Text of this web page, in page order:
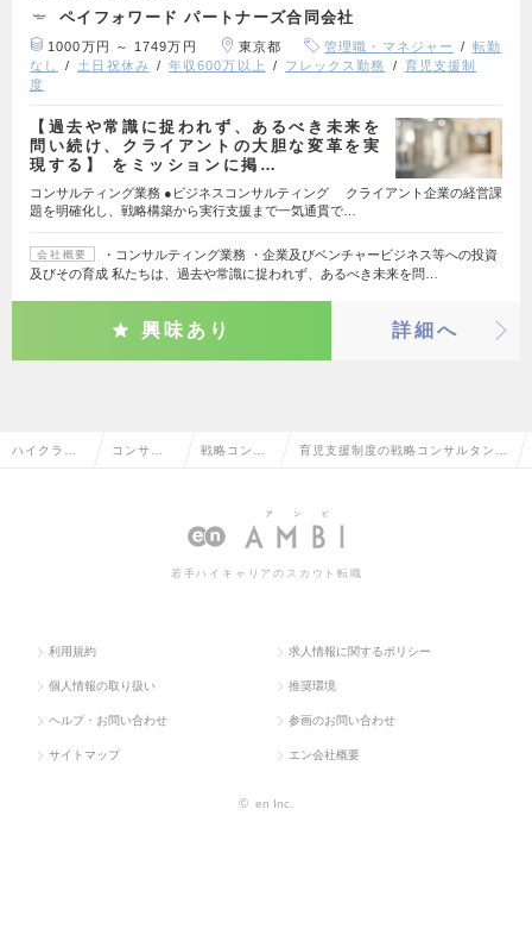
ペイフォワード パートナーズ合同会社
1000万円 ～ 1749万円 東京都 管理職・マネジャー
転勤
なし
土日祝休み 年収600万以上 フレックス勤務
育児支援制
度
【過去や常識に捉われず、あるべき未来を
問い続け、クライアントの大胆な変革を実
現する】 をミッションに掲…
コンサルティング業務 ●ビジネスコンサルティング クライアント企業の経営課
題を明確化し、戦略構築から実行支援まで一気通貫で…
会社概要
・コンサルティング業務 ・企業及びベンチャービジネス等への投資
及びその育成 私たちは、過去や常識に捉われず、あるべき未来を問…
興味あり 詳細へ
ハイクラス コンサル 戦略コンサ 育児支援制度の戦略コンサルタント
若手ハイキャリアのスカウト転職
利用規約 求人情報に関するポリシー
個人情報の取り扱い 推奨環境
ヘルプ・お問い合わせ 参画のお問い合わせ
サイトマップ エン会社概要
© en Inc.